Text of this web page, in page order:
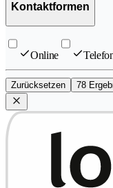
Kontaktformen
Online
Zurücksetzen 78